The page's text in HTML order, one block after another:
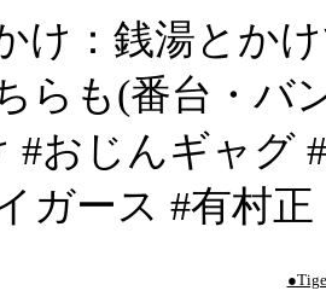
：銭湯とかけ
らも(番台・バ
#おじんギャグ
ガース #有村正